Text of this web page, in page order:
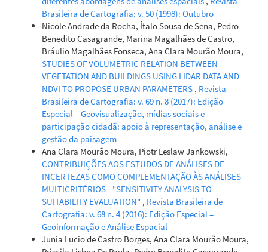
Brasileira de Cartografia: v. 50 (1998): Outubro
Nicole Andrade da Rocha, Ítalo Sousa de Sena, Pedro
Benedito Casagrande, Marina Magalhães de Castro,
Bráulio Magalhães Fonseca, Ana Clara Mourão Moura,
STUDIES OF VOLUMETRIC RELATION BETWEEN
VEGETATION AND BUILDINGS USING LIDAR DATA AND
NDVI TO PROPOSE URBAN PARAMETERS , Revista
Brasileira de Cartografia: v. 69 n. 8 (2017): Edição
Especial – Geovisualização, mídias sociais e
participação cidadã: apoio à representação, análise e
gestão da paisagem
Ana Clara Mourão Moura, Piotr Leslaw Jankowski,
CONTRIBUIÇÕES AOS ESTUDOS DE ANÁLISES DE
INCERTEZAS COMO COMPLEMENTAÇÃO ÀS ANÁLISES
MULTICRITÉRIOS - "SENSITIVITY ANALYSIS TO
SUITABILITY EVALUATION" , Revista Brasileira de
Cartografia: v. 68 n. 4 (2016): Edição Especial –
Geoinformação e Análise Espacial
Junia Lucio de Castro Borges, Ana Clara Mourão Moura,